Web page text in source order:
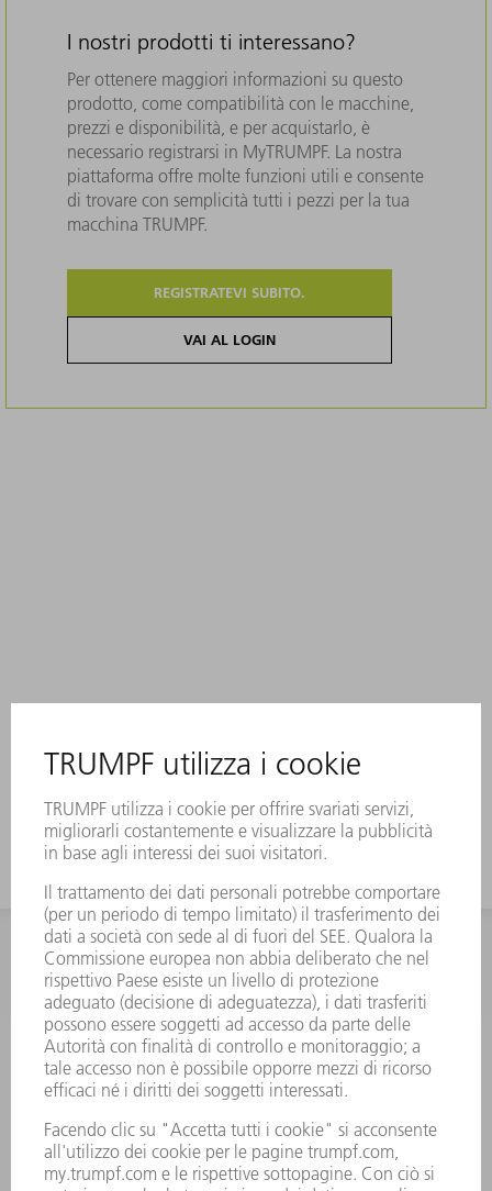
I nostri prodotti ti interessano?
Per ottenere maggiori informazioni su questo
prodotto, come compatibilità con le macchine,
prezzi e disponibilità, e per acquistarlo, è
necessario registrarsi in MyTRUMPF. La nostra
piattaforma offre molte funzioni utili e consente
di trovare con semplicità tutti i pezzi per la tua
macchina TRUMPF.
REGISTRATEVI SUBITO.
VAI AL LOGIN
INFORMAZIONE
Domande frequenti
Condizioni generali di contratto
CONTATTO
RICAMBI TRUMPF ITALIA
lunedì a venerdì: 08:30 – 18:00
ricambi@trumpf.com
CONTATTO